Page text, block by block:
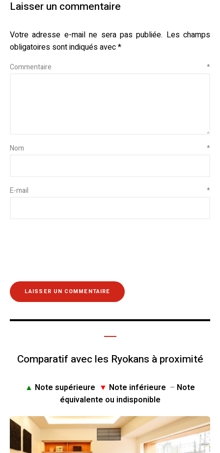
Laisser un commentaire
Votre adresse e-mail ne sera pas publiée. Les champs
obligatoires sont indiqués avec*
Commentaire *
Nom *
E-mail *
Comparatif avec les Ryokans à proximité
▲ Note supérieure ▼ Note inférieure – Note
équivalente ou indisponible